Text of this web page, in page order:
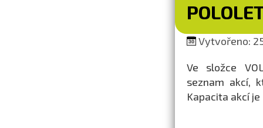
Vytvořeno:
Ve složce
seznam akcí,
Kapacita akcí